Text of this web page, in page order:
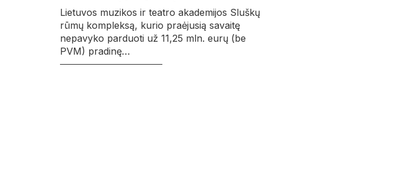
Lietuvos muzikos ir teatro akademijos Sluškų
rūmų kompleksą, kurio praėjusią savaitę
nepavyko parduoti už 11,25 mln. eurų (be
PVM) pradinę…